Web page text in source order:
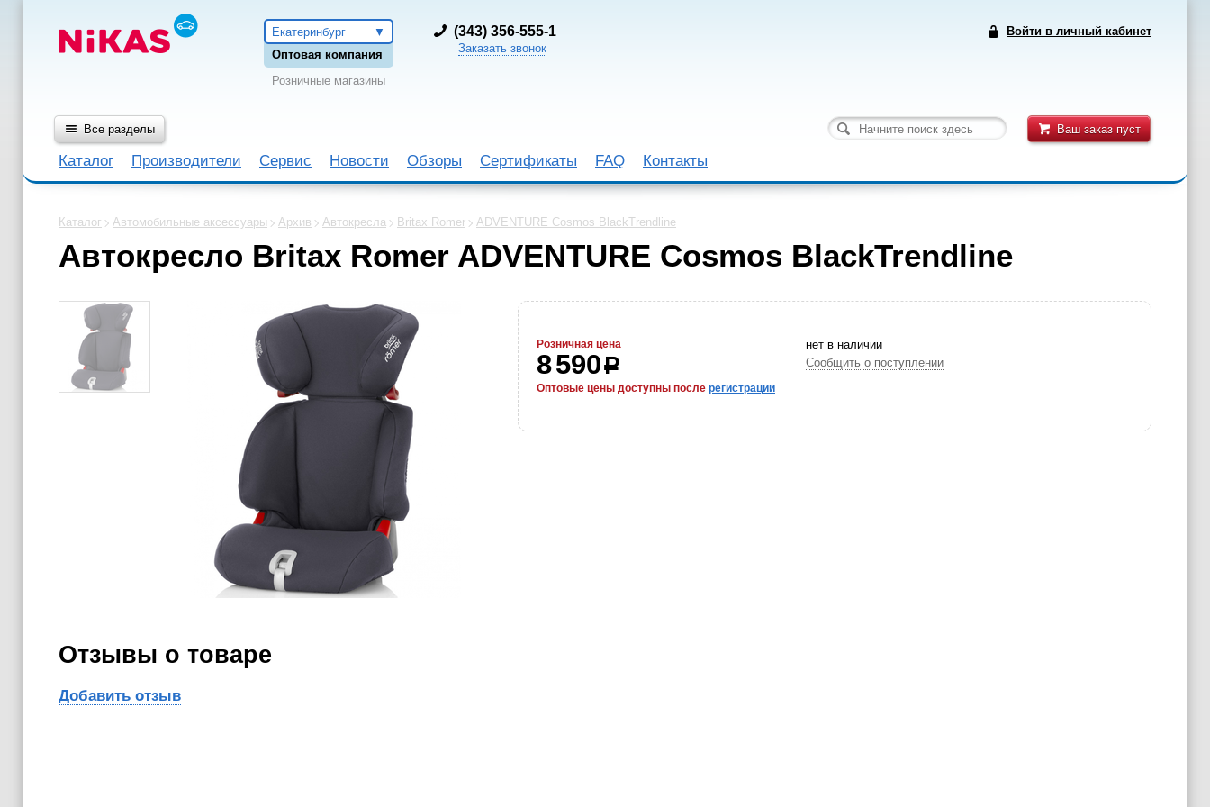
Войти в личный кабинет
Екатеринбург
Оптовая компания
Розничные магазины
(343) 356-555-1
Заказать звонок
Ваш заказ пуст
Все разделы
Каталог Производители Сервис Новости Обзоры Сертификаты FAQ Контакты
Каталог Автомобильные аксессуары Архив Автокресла Britax Romer ADVENTURE Cosmos BlackTrendline
Автокресло Britax Romer ADVENTURE Cosmos BlackTrendline
Розничная цена
8 590р
Оптовые цены доступны после регистрации
нет в наличии
Сообщить о поступлении
Отзывы о товаре
Добавить отзыв